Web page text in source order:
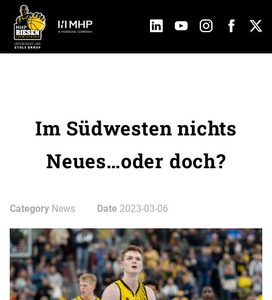
Im Südwesten nichts
Neues…oder doch?
Category News Date 2023-03-06